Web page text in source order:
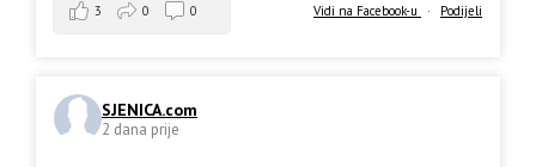
Vidi na Facebook-u · Podijeli
3 0 0
SJENICA.com
2 dana prije